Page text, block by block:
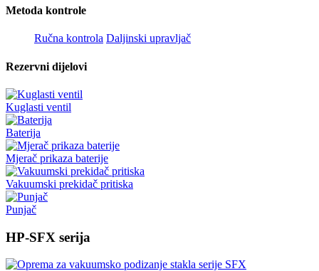
Metoda kontrole
Ručna kontrola Daljinski upravljač
Rezervni dijelovi
Kuglasti ventil
Baterija
Mjerač prikaza baterije
Vakuumski prekidač pritiska
Punjač
HP-SFX serija